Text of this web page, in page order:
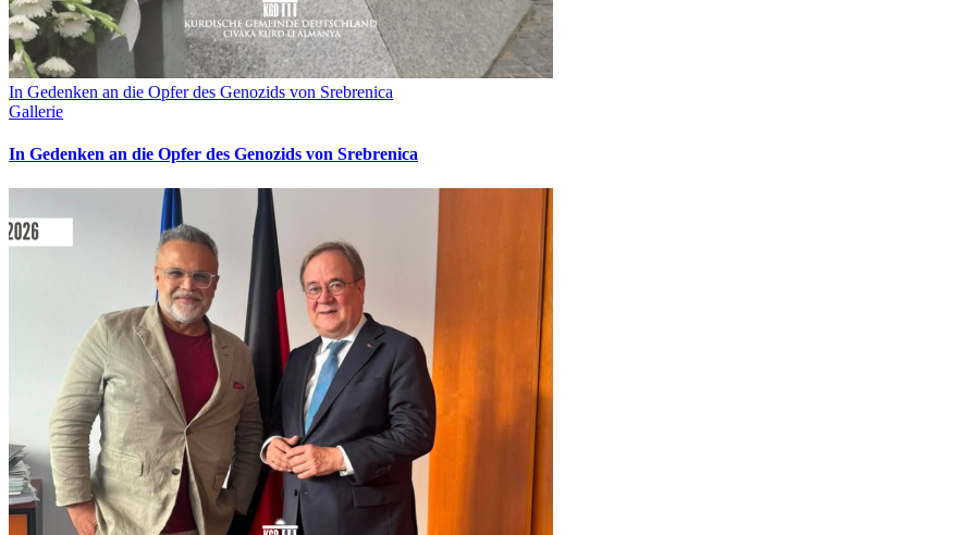
In Gedenken an die Opfer des Genozids von Srebrenica
Gallerie
In Gedenken an die Opfer des Genozids von Srebrenica